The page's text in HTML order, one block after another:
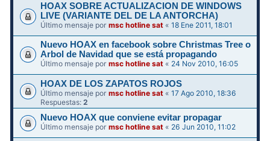
HOAX SOBRE ACTUALIZACION DE WINDOWS
LIVE (VARIANTE DEL DE LA ANTORCHA)
Último mensaje pormsc hotline sat «18 Ene 2011, 18:01
Nuevo HOAX en facebook sobre Christmas Tree o
Arbol de Navidad que se está propagando
Último mensaje pormsc hotline sat « 24 Nov 2010, 16:05
HOAX DE LOS ZAPATOS ROJOS
Último mensaje pormsc hotline sat «17 Ago 2010, 18:36
Respuestas:2
Nuevo HOAX que conviene evitar propagar
Último mensaje pormsc hotline sat « 26 Jun 2010, 11:02